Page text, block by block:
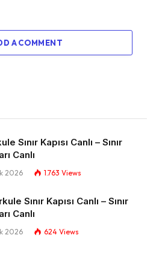
A COMMENT
Sınır Kapısı Canlı – Sınır
Canlı​
2026 1.763 Views
Sınır Kapısı Canlı – Sınır
Canlı​
2026 624 Views